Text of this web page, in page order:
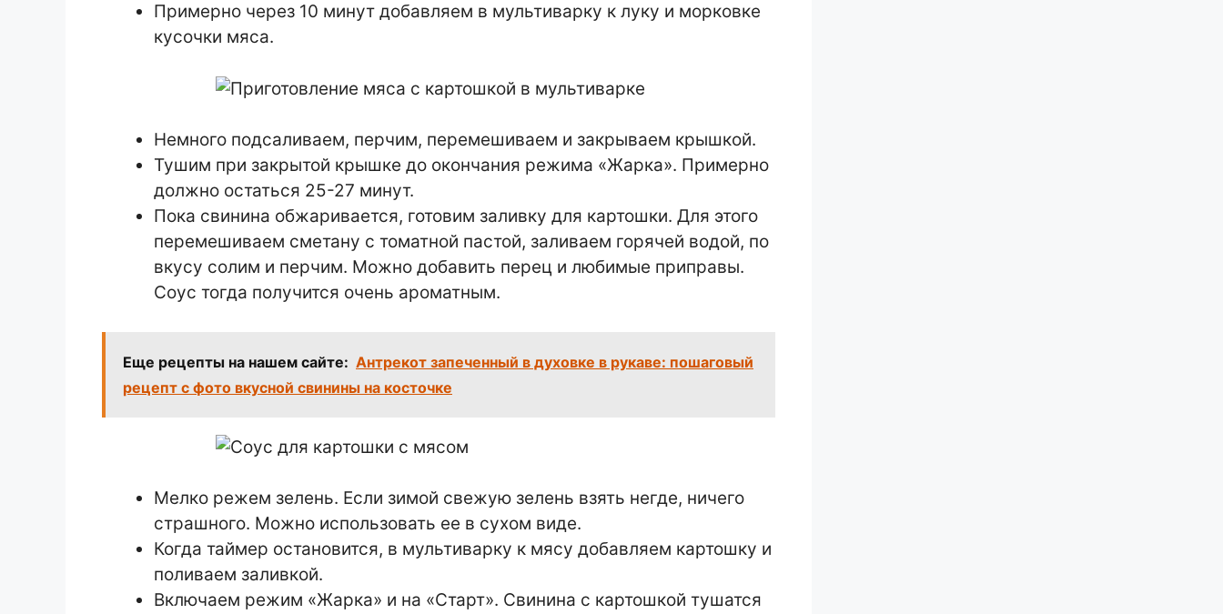
Примерно через 10 минут добавляем в мультиварку к луку и морковке
кусочки мяса.
Немного подсаливаем, перчим, перемешиваем и закрываем крышкой.
Тушим при закрытой крышке до окончания режима «Жарка». Примерно
должно остаться 25-27 минут.
Пока свинина обжаривается, готовим заливку для картошки. Для этого
перемешиваем сметану с томатной пастой, заливаем горячей водой, по
вкусу солим и перчим. Можно добавить перец и любимые приправы.
Соус тогда получится очень ароматным.
Еще рецепты на нашем сайте: Антрекот запеченный в духовке в рукаве: пошаговый
рецепт с фото вкусной свинины на косточке
Мелко режем зелень. Если зимой свежую зелень взять негде, ничего
страшного. Можно использовать ее в сухом виде.
Когда таймер остановится, в мультиварку к мясу добавляем картошку и
поливаем заливкой.
Включаем режим «Жарка» и на «Старт». Свинина с картошкой тушатся